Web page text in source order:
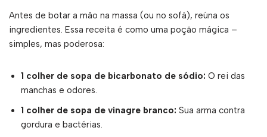
Antes de botar a mão na massa (ou no sofá), reúna os
ingredientes. Essa receita é como uma poção mágica –
simples, mas poderosa:
1 colher de sopa de bicarbonato de sódio: O rei das
manchas e odores.
1 colher de sopa de vinagre branco: Sua arma contra
gordura e bactérias.